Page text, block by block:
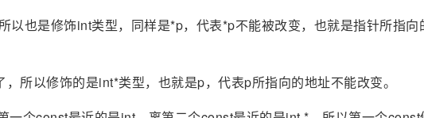
以也是修饰int类型，同样是*p，代表*p不能被改变，也就是指针所指向
所以修饰的是int*类型，也就是p，代表p所指向的地址不能改变。